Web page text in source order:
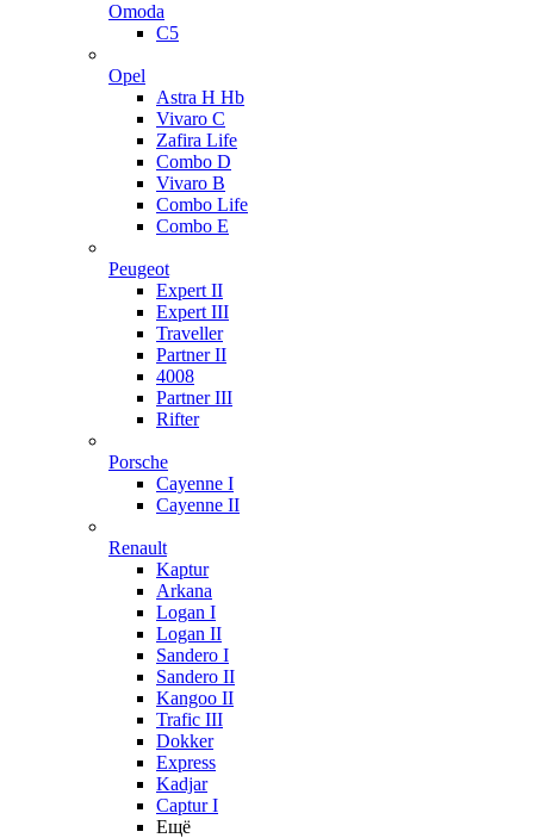
Omoda
C5
Opel
Astra H Hb
Vivaro C
Zafira Life
Combo D
Vivaro B
Combo Life
Combo E
Peugeot
Expert II
Expert III
Traveller
Partner II
4008
Partner III
Rifter
Porsche
Cayenne I
Cayenne II
Renault
Kaptur
Arkana
Logan I
Logan II
Sandero I
Sandero II
Kangoo II
Trafic III
Dokker
Express
Kadjar
Captur I
Ещё